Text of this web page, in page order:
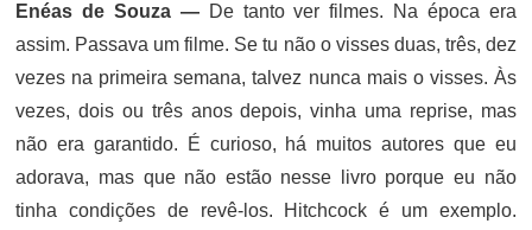
Enéas de Souza — De tanto ver filmes. Na época era
assim. Passava um filme. Se tu não o visses duas, três, dez
vezes na primeira semana, talvez nunca mais o visses. Às
vezes, dois ou três anos depois, vinha uma reprise, mas
não era garantido. É curioso, há muitos autores que eu
adorava, mas que não estão nesse livro porque eu não
tinha condições de revê-los. Hitchcock é um exemplo.